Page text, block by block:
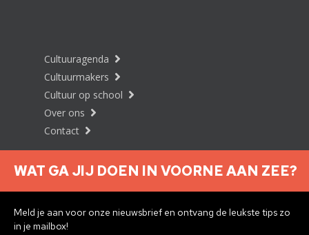
Cultuuragenda
Cultuurmakers
Cultuur op school
Over ons
Contact
Nieuwsbrief aanmelden
WAT GA JIJ DOEN IN VOORNE AAN ZEE?
Meld je aan voor onze nieuwsbrief en ontvang de leukste tips zo
in je mailbox!